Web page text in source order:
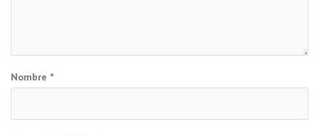
Nombre *